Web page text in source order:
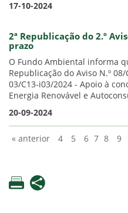
17-10-2024
2ª Republicação do 2.º
prazo
O Fundo Ambiental informa
Republicação do Aviso N.º
03/C13-i03/2024 - Apoio à
Energia Renovável e
20-09-2024
« anterior 4 5 6 7 8 9